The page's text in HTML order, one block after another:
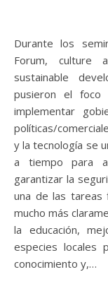
Durante los seminarios en Parma del UNESCO World
Forum, culture
sustainable
pusieron el
implementar
políticas/
y la tecnología se
a tiempo para
garantizar la
una de las tareas
mucho más
la educación,
especies locales
conocimiento y,…